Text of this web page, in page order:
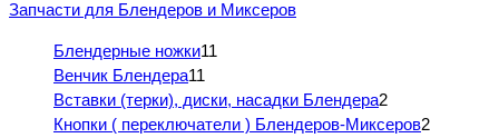
Запчасти для Блендеров и Миксеров
Блендерные ножки11
Венчик Блендера11
Вставки (терки), диски, насадки Блендера2
Кнопки ( переключатели ) Блендеров-Миксеров2